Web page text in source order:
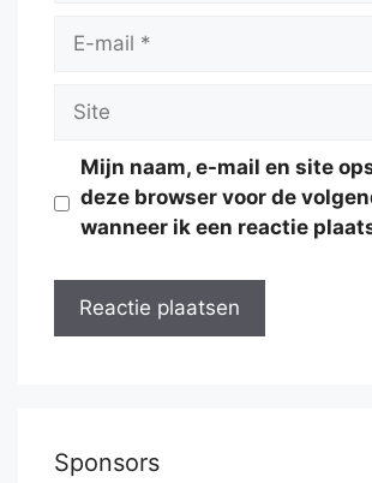
Site
Mijn naam, e-mail en site
deze browser voor de
wanneer ik een reactie
Sponsors